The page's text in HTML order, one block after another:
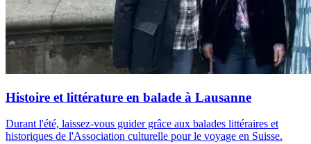
Histoire et littérature en balade à Lausanne
Durant l'été, laissez-vous guider grâce aux balades littéraires et
historiques de l'Association culturelle pour le voyage en Suisse.